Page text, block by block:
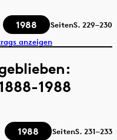
1988 SeitenS. 229–230
anzeigen
1988
1988 SeitenS. 231–233